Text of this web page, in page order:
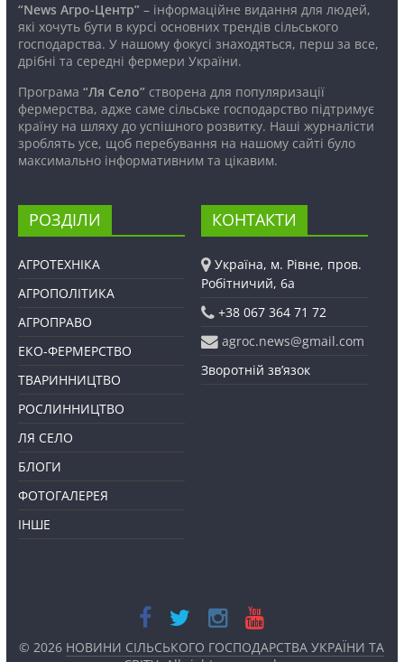
“News Агро-Центр”– інформаційне видання для людей,
які хочуть бути в курсі основних трендів сільського
господарства. У нашому фокусі знаходяться, перш за все,
дрібні та середні фермери України.
Програма “Ля Село”створена для популяризації
фермерства, адже саме сільське господарство підтримує
країну на шляху до успішного розвитку. Наші журналісти
зроблять усе, щоб перебування на нашому сайті було
максимально інформативним та цікавим.
РОЗДІЛИ
АГРОТЕХНІКА
АГРОПОЛІТИКА
АГРОПРАВО
ЕКО-ФЕРМЕРСТВО
ТВАРИННИЦТВО
РОСЛИННИЦТВО
ЛЯ СЕЛО
БЛОГИ
ФОТОГАЛЕРЕЯ
ІНШЕ
КОНТАКТИ
Україна, м. Рівне, пров.
Робітничий, 6а
+38 067 364 71 72
agroc.news@gmail.com
Зворотній зв’язок
© 2026 НОВИНИ СІЛЬСЬКОГО ГОСПОДАРСТВА УКРАЇНИ ТА